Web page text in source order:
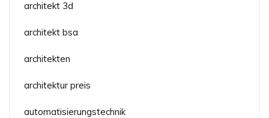
architekt 3d
architekt bsa
architekten
architektur preis
automatisierungstechnik